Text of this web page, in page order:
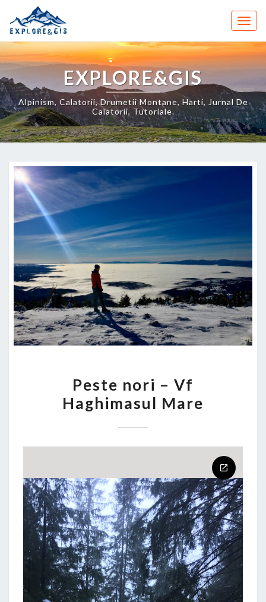
content
EXPLORE&GIS
Alpinism, Calatorii, Drumetii Montane, Harti, Jurnal De
Calatorii, Tutoriale.
NORI
–
Peste nori – Vf
Haghimasul Mare